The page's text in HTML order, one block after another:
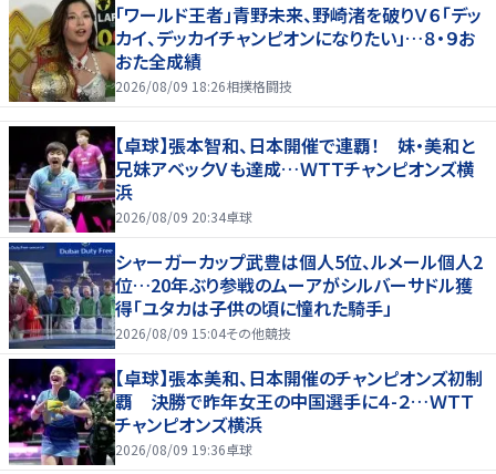
「ワールド王者」青野未来、野崎渚を破りＶ６「デッ
カイ、デッカイチャンピオンになりたい」…８・９お
おた全成績
2026/08/09 18:26相撲格闘技
【卓球】張本智和、日本開催で連覇！ 妹・美和と
兄妹アベックＶも達成…ＷＴＴチャンピオンズ横
浜
2026/08/09 20:34卓球
シャーガーカップ武豊は個人5位、ルメール個人2
位…20年ぶり参戦のムーアがシルバーサドル獲
得「ユタカは子供の頃に憧れた騎手」
2026/08/09 15:04その他競技
【卓球】張本美和、日本開催のチャンピオンズ初制
覇 決勝で昨年女王の中国選手に４-２…ＷＴＴ
チャンピオンズ横浜
2026/08/09 19:36卓球